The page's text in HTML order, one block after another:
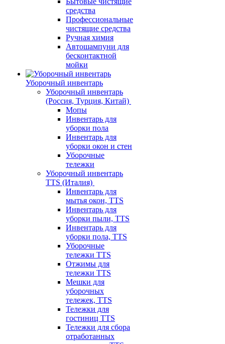
средства
Профессиональные
чистящие средства
Ручная химия
Автошампуни для
бесконтактной
мойки
Уборочный инвентарь
Уборочный инвентарь
(Россия, Турция, Китай)
Мопы
Инвентарь для
уборки пола
Инвентарь для
уборки окон и стен
Уборочные
тележки
Уборочный инвентарь
TTS (Италия)
Инвентарь для
мытья окон, TTS
Инвентарь для
уборки пыли, TTS
Инвентарь для
уборки пола, TTS
Уборочные
тележки TTS
Отжимы для
тележки TTS
Мешки для
уборочных
тележек, TTS
Тележки для
гостиниц TTS
Тележки для сбора
отработанных